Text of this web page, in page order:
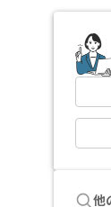
他